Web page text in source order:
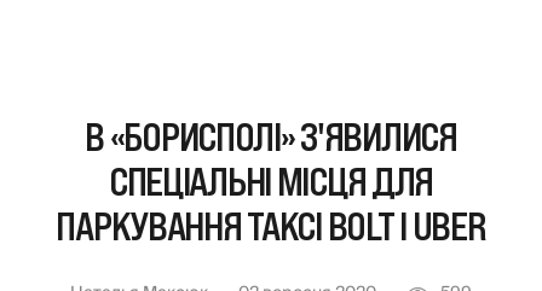
В «БОРИСПОЛІ» З'ЯВИЛИСЯ
СПЕЦІАЛЬНІ МІСЦЯ ДЛЯ
ПАРКУВАННЯ ТАКСІ BOLT І UBER